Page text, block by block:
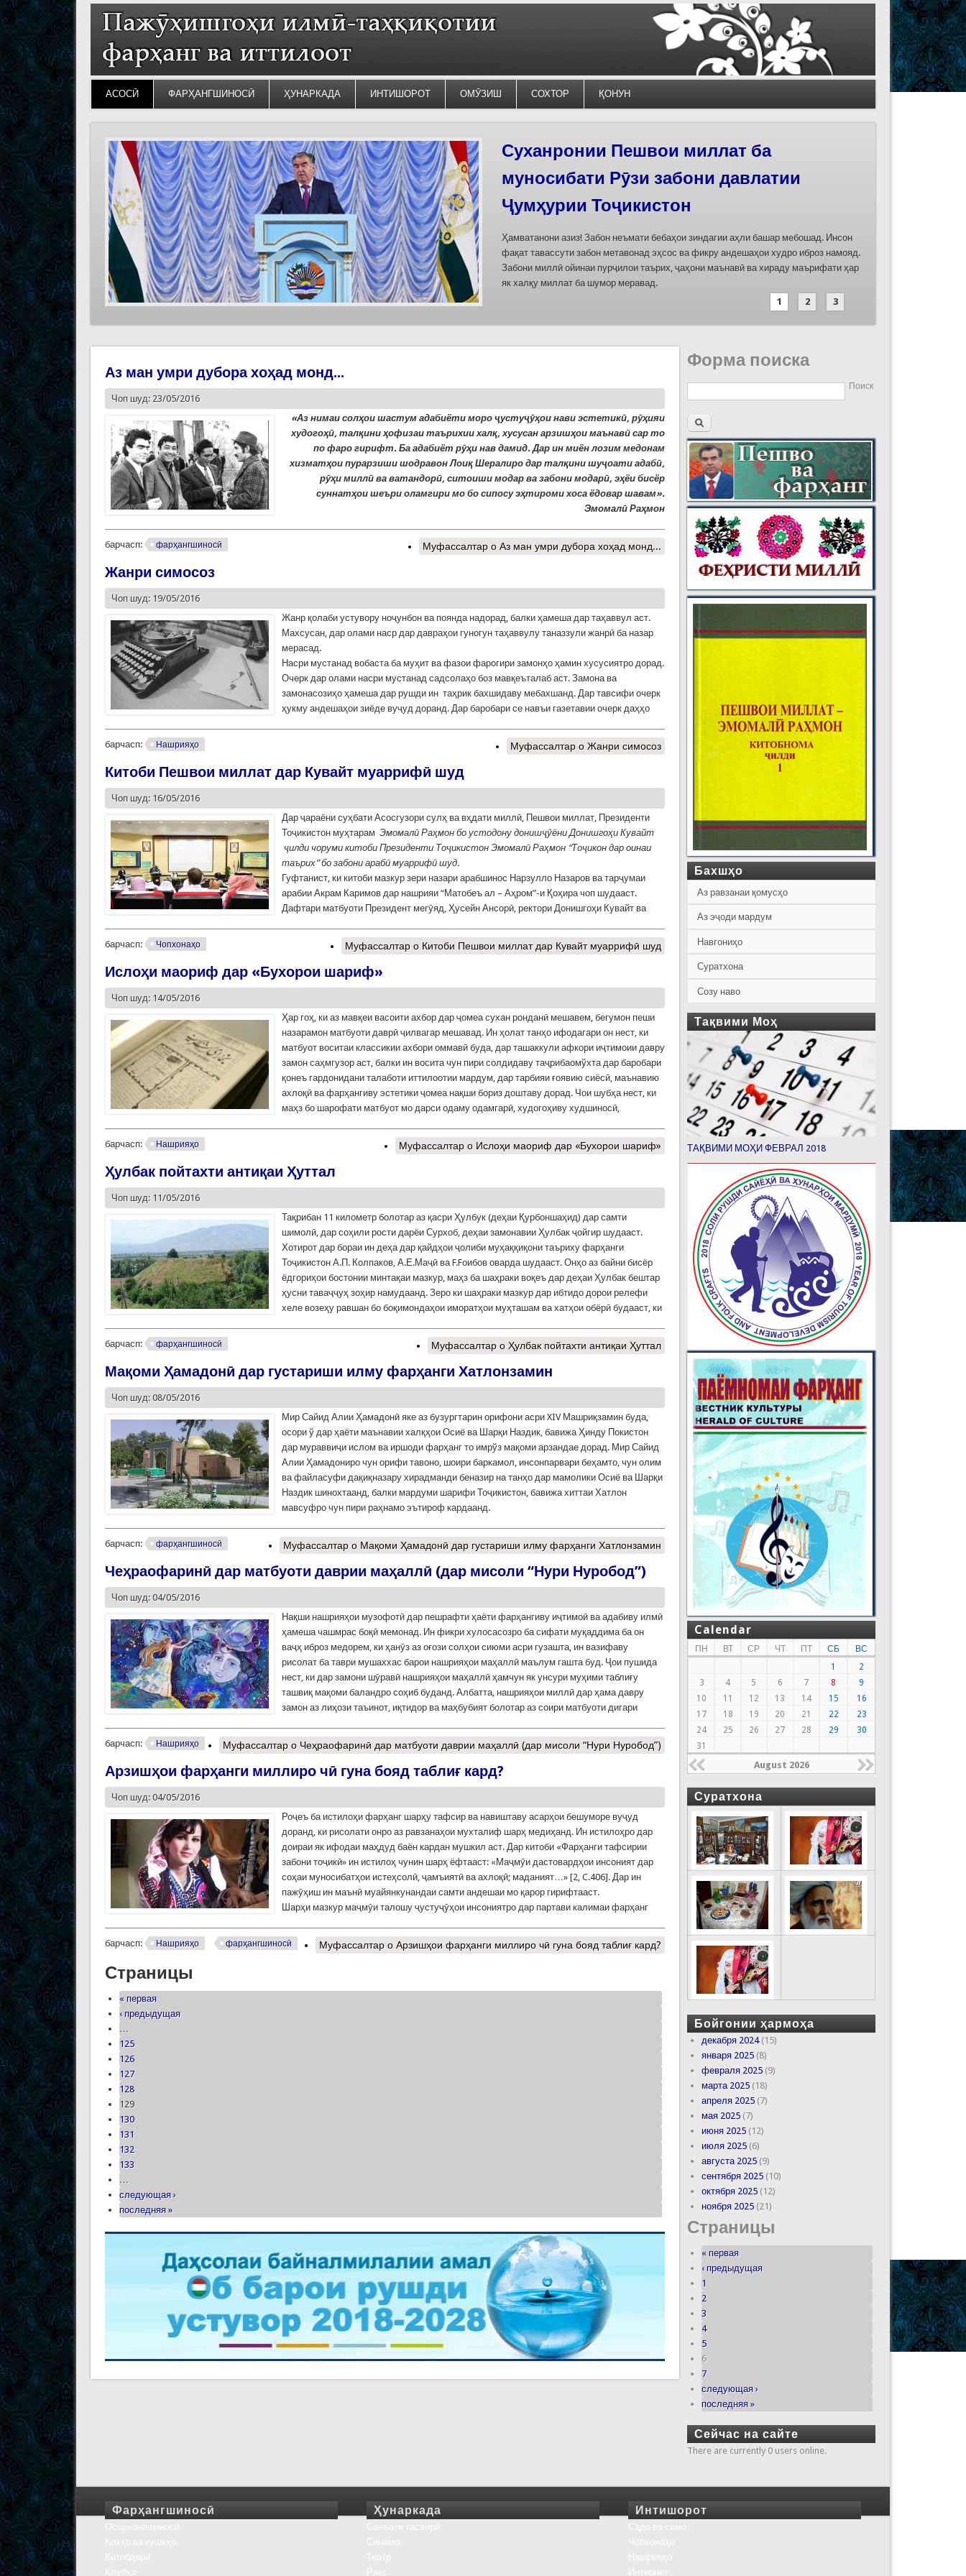
АСОСӢ ФАРҲАНГШИНОСӢ ҲУНАРКАДА ИНТИШОРОТ ОМӮЗИШ СОХТОР ҚОНУН
Суханронии Пешвои миллат ба
муносибати Рӯзи забони давлатии
Ҷумҳурии Тоҷикистон
Ҳамватанони азиз! Забон неъмати бебаҳои зиндагии аҳли башар мебошад. Инсон
фақат тавассути забон метавонад эҳсос ва фикру андешаҳои худро иброз намояд.
Забони миллӣ ойинаи пурҷилои таърих, ҷаҳони маънавӣ ва хираду маърифати ҳар
як халқу миллат ба шумор меравад.
Силсилаи ёдгориҳои роҳи абрешим
барои сабт дар феҳристи ЮНЕСКО
омода мешаванд
Дар бахшҳои семинар вазъи омодасозии ҳуҷҷатҳои номинатсияҳои муштараки
кишварҳои Осиёи Марказӣ, аз он ҷумла номинатсияи “Роҳи абрешим: гузаргоҳи
минтақавии Фарғона-Сирдарё», ки аз ҷониби ҷумҳуриҳои Қазоқистон, Қирғизистон,
Тоҷикистон ва Ўзбекистон пешниҳод хоҳад шуд
1
2 3
Аз ман умри дубора хоҳад монд...
Чоп шуд: 23/05/2016
«Аз нимаи солҳои шастум адабиёти моро ҷустуҷӯҳои нави эстетикӣ, рӯҳияи
худогоҳӣ, талқини ҳофизаи таърихии халқ, хусусан арзишҳои маънавӣ сар то
по фаро гирифт.Ба адабиёт рӯҳи нав дамид. Дар ин миён лозим медонам
хизматҳои пурарзиши шодравон Лоиқ Шералиро дар талқини шуҷоати адабӣ,
рӯҳи миллӣ ва ватандорӣ, ситоиши модар ва забони модарӣ, эҳёи бисёр
суннатҳои шеъри оламгири мо бо сипосу эҳтироми хоса ёдовар шавам».
Эмомалӣ Раҳмон
барчасп: фарҳангшиносӣ Муфассалтар о Аз ман умри дубора хоҳад монд...
Жанри симосоз
Чоп шуд: 19/05/2016
Жанр қолаби устувору ноҷунбон ва поянда надорад, балки ҳамеша дар таҳаввул аст.
Махсусан, дар олами наср дар давраҳои гуногун таҳаввулу та­наззули жанрӣ ба назар
мерасад.
Насри мустанад вобаста ба муҳит ва фазои фарогири замонҳо ҳамин хусусиятро дорад.
Очерк дар олами насри мустанад садсолаҳо боз мавқеъталаб аст. Замона ва
замонасозиҳо ҳамеша дар рушди ин таҳрик бахшидаву мебахшанд. Дар тавсифи очерк
ҳукму андешаҳои зиёде вуҷуд доранд. Дар баробари се навъи газетавии очерк даҳҳо
барчасп: Нашрияҳо Муфассалтар о Жанри симосоз
Китоби Пешвои миллат дар Кувайт муаррифӣ шуд
Чоп шуд: 16/05/2016
Дар ҷараёни суҳбати Асосгузори сулҳ ва вҳдати миллӣ, Пешвои миллат, Президенти
Тоҷикистон муҳтарам Эмомалӣ Раҳмон бо устодону донишҷӯёни Донишгоҳи Кувайт
ҷилди чоруми китоби Президенти Тоҷикистон Эмомалӣ Раҳмон “Тоҷикон дар оинаи
таърих” бо забони арабӣ муаррифӣ шуд.
Гуфтанист, ки китоби мазкур зери назари арабшинос Нарзулло Назаров ва тарҷумаи
арабии Акрам Каримов дар нашрияи “Матобеъ ал – Аҳром”-и Қоҳира чоп шудааст.
Дафтари матбуоти Президент мегӯяд, Ҳусейн Ансорӣ, ректори Донишгоҳи Кувайт ва
барчасп: Чопхонаҳо Муфассалтар о Китоби Пешвои миллат дар Кувайт муаррифӣ шуд
Ислоҳи маориф дар «Бухорои шариф»
Чоп шуд: 14/05/2016
Ҳар гоҳ, ки аз мавқеи васоити ахбор дар ҷомеа сухан ронданӣ мешавем, бегумон пеши
назарамон матбуоти даврӣ ҷилвагар мешавад. Ин ҳолат танҳо ифодагари он нест, ки
матбуот воситаи классикии ахбори оммавӣ буда, дар ташаккули афкори иҷтимоии давру
замон саҳмгузор аст, балки ин восита чун пири солдидаву таҷрибаомўхта дар баробари
қонеъ гардонидани талаботи иттилоотии мардум, дар тарбияи ғоявию сиёсӣ, маънавию
ахлоқӣ ва фарҳангиву эстетики ҷомеа нақши бориз доштаву дорад. Чои шубҳа нест, ки
маҳз бо шарофати матбуот мо дарси одаму одамгарӣ, худогоҳиву худшиносӣ,
барчасп: Нашрияҳо Муфассалтар о Ислоҳи маориф дар «Бухорои шариф»
Ҳулбак пойтахти антиқаи Ҳуттал
Чоп шуд: 11/05/2016
Тақрибан 11 километр болотар аз қасри Ҳулбук (деҳаи Қурбоншаҳид) дар самти
шимолӣ, дар соҳили рости дарёи Сурхоб, деҳаи замонавии Ҳулбак ҷойгир шудааст.
Хотирот дар бораи ин деҳа дар қайдҳои ҷолиби муҳаққиқони таъриху фарҳанги
Тоҷикистон А.П. Колпаков, А.Е.Маҷӣ ва F.Fоибов оварда шудааст. Онҳо аз байни бисёр
ёдгориҳои бостонии минтақаи мазкур, маҳз ба шаҳраки воқеъ дар деҳаи Ҳулбак бештар
ҳусни таваҷҷуҳ зоҳир намудаанд. Зеро ки шаҳраки мазкур дар ибтидо дорои релефи
хеле возеҳу равшан бо боқимондаҳои иморатҳои муҳташам ва хатҳои обёрӣ будааст, ки
барчасп: фарҳангшиносӣ Муфассалтар о Ҳулбак пойтахти антиқаи Ҳуттал
Мақоми Ҳамадонӣ дар густариши илму фарҳанги Хатлонзамин
Чоп шуд: 08/05/2016
Мир Сайид Алии Ҳамадонӣ яке аз бузургтарин орифони асри XIV Машриқзамин буда,
осори ў дар ҳаёти маънавии халқҳои Осиё ва Шарқи Наздик, бавижа Ҳинду Покистон
дар мураввиҷи ислом ва иршоди фарҳанг то имрўз мақоми арзандае дорад. Мир Сайид
Алии Ҳамадониро чун орифи тавоно, шоири баркамол, инсонпарвари беҳамто, чун олим
ва файласуфи дақиқназару хирадманди беназир на танҳо дар мамолики Осиё ва Шарқи
Наздик шинохтаанд, балки мардуми шарифи Тоҷикистон, бавижа хиттаи Хатлон
мавсуфро чун пири раҳнамо эътироф кардаанд.
барчасп: фарҳангшиносӣ Муфассалтар о Мақоми Ҳамадонӣ дар густариши илму фарҳанги Хатлонзамин
Чеҳраофаринӣ дар матбуоти даврии маҳаллӣ (дар мисоли “Нури Нуробод”)
Чоп шуд: 04/05/2016
Нақши нашрияҳои музофотӣ дар пешрафти ҳаёти фарҳангиву иҷтимоӣ ва адабиву илмӣ
ҳамеша чашмрас боқӣ мемонад. Ин фикри хулосасозро ба сифати муқаддима ба он
ваҷҳ иброз медорем, ки ҳанӯз аз оғози солҳои сиюми асри гузашта, ин вазифаву
рисолат ба таври мушаххас барои нашрияҳои маҳаллӣ маълум гашта буд. Ҷои пушида
нест, ки дар замони шӯравӣ нашрияҳои маҳаллӣ ҳамчун як унсури муҳими таблиғу
ташвиқ мақоми баландро соҳиб буданд. Албатта, нашрияҳои миллӣ дар ҳама давру
замон аз лиҳози таъинот, иқтидор ва маҳбубият болотар аз соири матбуоти дигари
барчасп: Нашрияҳо Муфассалтар о Чеҳраофаринӣ дар матбуоти даврии маҳаллӣ (дар мисоли “Нури Нуробод”)
Арзишҳои фарҳанги миллиро чӣ гуна бояд таблиғ кард?
Чоп шуд: 04/05/2016
Роҷеъ ба истилоҳи фарҳанг шарҳу тафсир ва навиштаву асарҳои бешуморе вуҷуд
доранд, ки рисолати онро аз равзанаҳои мухталиф шарҳ медиҳанд. Ин истилоҳро дар
доираи як ифодаи маҳдуд баён кардан мушкил аст. Дар китоби «Фарҳанги тафсирии
забони тоҷикӣ» ин истилоҳ чунин шарҳ ёфтааст: «Маҷмӯи дастовардҳои инсоният дар
соҳаи муносибатҳои истеҳсолӣ, ҷамъиятӣ ва ахлоқӣ; маданият…» [2, C.406]. Дар ин
пажӯҳиш ин маънӣ муайянкунандаи самти андешаи мо қарор гирифтааст.
Шарҳи мазкур маҷмӯи талошу ҷустуҷӯҳои инсониятро дар партави калимаи фарҳанг
барчасп: Нашрияҳо фарҳангшиносӣ Муфассалтар о Арзишҳои фарҳанги миллиро чӣ гуна бояд таблиғ кард?
Страницы
« первая
‹ предыдущая
…
125
126
127
128
129
130
131
132
133
…
следующая ›
последняя »
Форма поиска
Поиск
Бахшҳо
Аз равзанаи қомусҳо
Аз эҷоди мардум
Навгониҳо
Суратхона
Созу наво
Тақвими Моҳ
ТАҚВИМИ МОҲИ ФЕВРАЛ 2018
Calendar
ПН ВТ СР ЧТ ПТ СБ
ВС
1
2
3
4 5 6 7 8
9
10
11 12 13 14 15
16
17
18 19 20 21 22
23
24
25 26 27 28 29
30
31
August 2026
Суратхона
Бойгонии ҳармоҳа
декабря 2024(15)
января 2025(8)
февраля 2025(9)
марта 2025(18)
апреля 2025(7)
мая 2025(7)
июня 2025(12)
июля 2025(6)
августа 2025(9)
сентября 2025(10)
октября 2025(12)
ноября 2025(21)
Страницы
« первая
‹ предыдущая
1
2
3
4
5
6
7
следующая ›
последняя »
Сейчас на сайте
There are currently 0 users online.
Фарҳангшиносӣ Ҳунаркада Интишорот